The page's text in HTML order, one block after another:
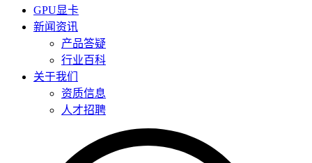
GPU显卡
新闻资讯
产品答疑
行业百科
关于我们
资质信息
人才招聘